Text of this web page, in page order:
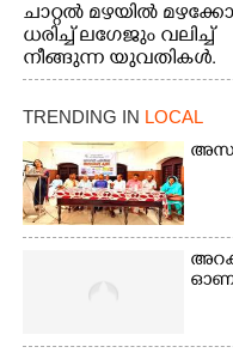
ചാറ്റൽ മഴയിൽ
ധരിച്ച് ലഗേജും വലിച്ച്
നീങ്ങുന്ന യുവതികൾ.
എറണാകുളം
നിന്നുള്ള കാഴ്ച
TRENDING IN LOCAL